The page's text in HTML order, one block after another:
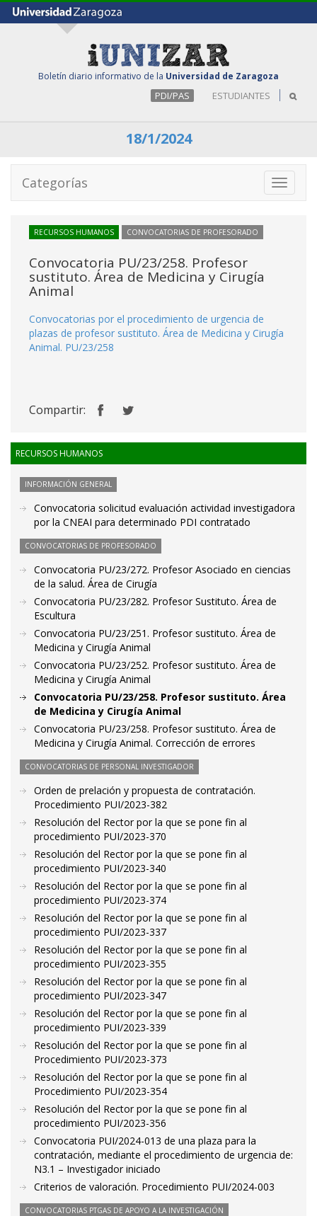
Boletín diario informativo de la Universidad de Zaragoza
PDI/PAS ESTUDIANTES
18/1/2024
Toggle
Categorías
RECURSOS HUMANOS CONVOCATORIAS DE PROFESORADO
Convocatoria PU/23/258. Profesor
sustituto. Área de Medicina y Cirugía
Animal
Convocatorias por el procedimiento de urgencia de
plazas de profesor sustituto. Área de Medicina y Cirugía
Animal. PU/23/258
Compartir:
RECURSOS HUMANOS
INFORMACIÓN GENERAL
Convocatoria solicitud evaluación actividad investigadora
por la CNEAI para determinado PDI contratado
CONVOCATORIAS DE PROFESORADO
Convocatoria PU/23/272. Profesor Asociado en ciencias
de la salud. Área de Cirugía
Convocatoria PU/23/282. Profesor Sustituto. Área de
Escultura
Convocatoria PU/23/251. Profesor sustituto. Área de
Medicina y Cirugía Animal
Convocatoria PU/23/252. Profesor sustituto. Área de
Medicina y Cirugía Animal
Convocatoria PU/23/258. Profesor sustituto. Área
de Medicina y Cirugía Animal
Convocatoria PU/23/258. Profesor sustituto. Área de
Medicina y Cirugía Animal. Corrección de errores
CONVOCATORIAS DE PERSONAL INVESTIGADOR
Orden de prelación y propuesta de contratación.
Procedimiento PUI/2023-382
Resolución del Rector por la que se pone fin al
procedimiento PUI/2023-370
Resolución del Rector por la que se pone fin al
procedimiento PUI/2023-340
Resolución del Rector por la que se pone fin al
procedimiento PUI/2023-374
Resolución del Rector por la que se pone fin al
procedimiento PUI/2023-337
Resolución del Rector por la que se pone fin al
procedimiento PUI/2023-355
Resolución del Rector por la que se pone fin al
procedimiento PUI/2023-347
Resolución del Rector por la que se pone fin al
procedimiento PUI/2023-339
Resolución del Rector por la que se pone fin al
Procedimiento PUI/2023-373
Resolución del Rector por la que se pone fin al
Procedimiento PUI/2023-354
Resolución del Rector por la que se pone fin al
procedimiento PUI/2023-356
Convocatoria PUI/2024-013 de una plaza para la
contratación, mediante el procedimiento de urgencia de:
N3.1 – Investigador iniciado
Criterios de valoración. Procedimiento PUI/2024-003
CONVOCATORIAS PTGAS DE APOYO A LA INVESTIGACIÓN